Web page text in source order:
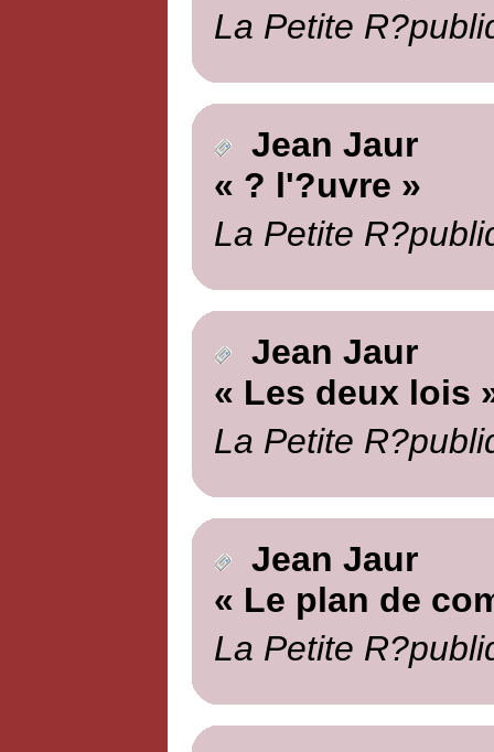
La Petite
Jean Jaur
« ? l'?uvre »
La Petite
Jean Jaur
« Les deux lois
La Petite
Jean Jaur
« Le plan de
La Petite